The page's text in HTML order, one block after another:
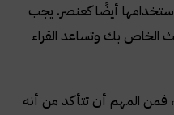
أيضًا كعنصر. يجب
بك وتساعد القراء
فمن المهم أن تتأكد من أنه